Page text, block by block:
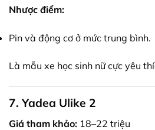
Nhược điểm:
Pin và động cơ ở mức trung bình.
Là mẫu xe học sinh nữ cực yêu
7. Yadea Ulike 2
Giá tham khảo: 18–22 triệu